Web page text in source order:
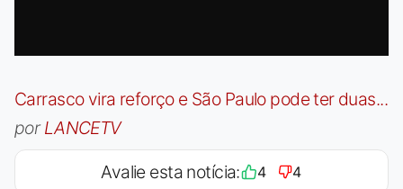
Carrasco vira reforço e São Paulo pode ter duas...
porLANCETV
Avalie esta notícia: 4 4